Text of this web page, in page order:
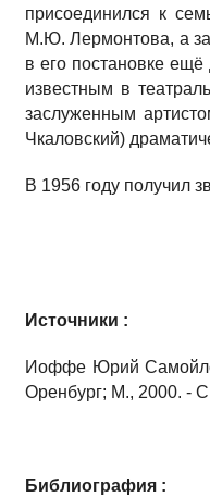
присоединился к
М.Ю. Лермонтова, а
в его постановке ещё
известным в
заслуженным
Чкаловский)
В 1956 году получил
Источники :
Иоффе Юрий
Оренбург; М., 2000. -
Библиография :